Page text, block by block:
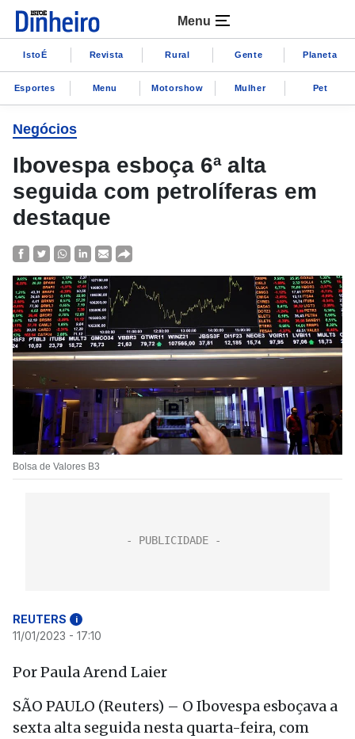
Menu
IstoÉ Revista Rural Gente Planeta
Esportes Menu Motorshow Mulher Pet
Negócios
Ibovespa esboça 6ª alta
seguida com petrolíferas em
destaque
Bolsa de Valores B3
REUTERS i
11/01/2023 - 17:10
Por Paula Arend Laier
SÃO PAULO (Reuters) – O Ibovespa esboçava a
sexta alta seguida nesta quarta-feira, com